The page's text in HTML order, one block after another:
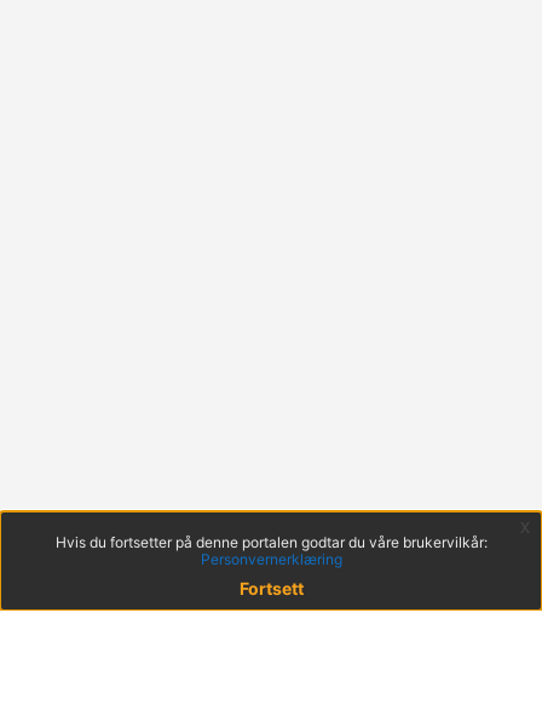
Hvis du fortsetter på denne portalen godtar du våre brukervilkår:
Personvernerklæring
Fortsett
x